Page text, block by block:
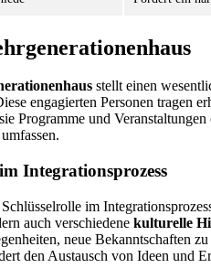
stellt einen
engagierten Personen tragen
Programme und
Integrationsprozess
im
auch verschiedene kulturelle
neue Bekanntschaften
den Austausch von Ideen und